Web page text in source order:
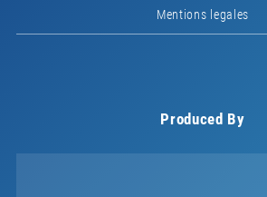
Mentions legales
Produced By